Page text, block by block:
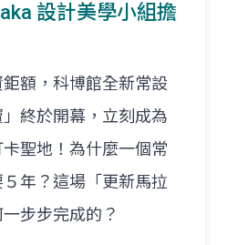
設計美學小組擔
額，科博館全新常設
終於開幕，立刻成為
聖地！為什麼一個常
年？這場「更新馬拉
步步完成的？